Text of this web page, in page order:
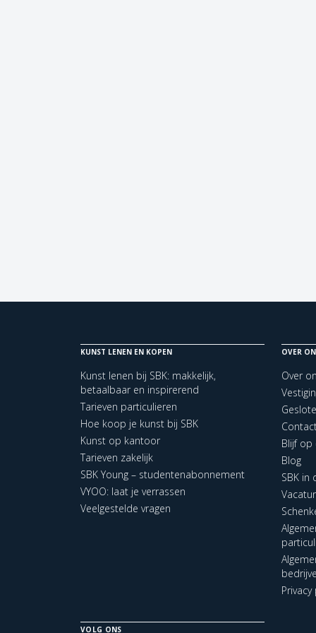
KUNST LENEN EN KOPEN
Kunst lenen bij SBK: makkelijk,
betaalbaar en inspirerend
Tarieven particulieren
Hoe koop je kunst bij SBK
Kunst op kantoor
Tarieven zakelijk
SBK Young – studentenabonnement
VYOO: laat je verrassen
Veelgestelde vragen
OVER
Over
Blijf op
Blog
SBK in
VOLG ONS